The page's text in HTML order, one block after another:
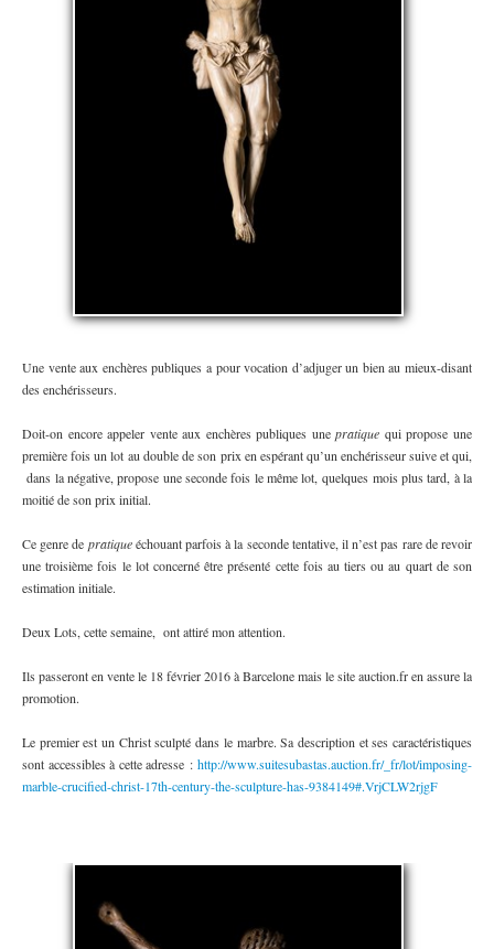
Une vente aux enchères publiques a pour vocation d’adjuger un bien au mieux-disant
des enchérisseurs.
Doit-on encore appeler vente aux enchères publiques unepratique qui propose une
première fois un lot au double de son prix en espérant qu’un enchérisseur suive et qui,
dans la négative, propose une seconde fois le même lot, quelques mois plus tard, à la
moitié de son prix initial.
Ce genre de pratiqueéchouant parfois à la seconde tentative, il n’est pas rare de revoir
une troisième fois le lot concerné être présenté cette fois au tiers ou au quart de son
estimation initiale.
Deux Lots, cette semaine, ont attiré mon attention.
Ils passeront en vente le 18 février 2016 à Barcelone mais le site auction.fr en assure la
promotion.
Le premier est un Christ sculpté dans le marbre. Sa description et ses caractéristiques
sont accessibles à cette adresse : http://www.suitesubastas.auction.fr/_fr/lot/imposing-
marble-crucified-christ-17th-century-the-sculpture-has-9384149#.VrjCLW2rjgF